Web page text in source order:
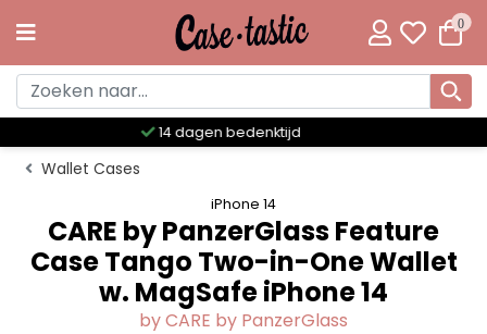
0
Meer dan 300 unieke designs
Wallet Cases
iPhone 14
CARE by PanzerGlass Feature
Case Tango Two-in-One Wallet
w. MagSafe iPhone 14
by CARE by PanzerGlass